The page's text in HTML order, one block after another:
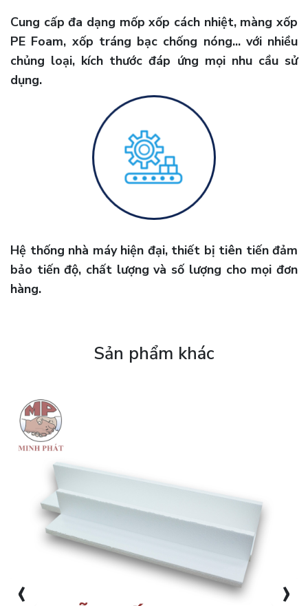
Cung cấp đa dạng mốp xốp cách nhiệt, màng xốp
PE Foam, xốp tráng bạc chống nóng... với nhiều
chủng loại, kích thước đáp ứng mọi nhu cầu sử
dụng.
Hệ thống nhà máy hiện đại, thiết bị tiên tiến đảm
bảo tiến độ, chất lượng và số lượng cho mọi đơn
hàng.
Sản phẩm khác
‹ ›